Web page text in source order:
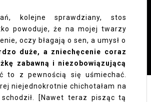
kolejne sprawdziany, stos
powoduje, że na mojej twarzy
oczy błagają o sen, a umysł o
duże, a zniechęcenie coraz
zabawną i niezobowiązującą
to z pewnością się uśmiechać.
niejednokrotnie chichotałam na
[Nawet teraz pisząc tą